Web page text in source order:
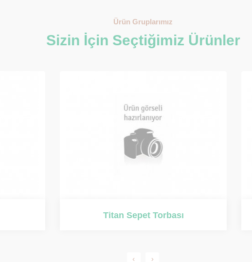
Ürün Gruplarımız
Sizin İçin Seçtiğimiz Ürünler
Titan Cıvata